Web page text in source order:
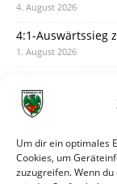
Um dir ein optimales
Cookies, um
zuzugreifen. Wenn
4. August 2026
4:1-Auswärtssieg
1. August 2026
31. Juli 2026
30. Juli 2026
Deine